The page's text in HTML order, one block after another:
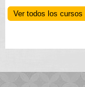
Ver todos los